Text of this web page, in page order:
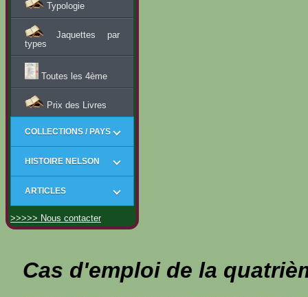
Typologie
Jaquettes par
types
Toutes les 4ème
Prix des Livres
COLLECTIONS / PAYS
HISTOIRE NELSON
ARTICLES
>>>>> Nous contacter
Cas d'emploi de la